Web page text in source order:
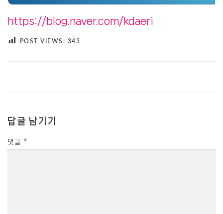
https://blog.naver.com/kdaeri
POST VIEWS: 343
답글 남기기
댓글 *